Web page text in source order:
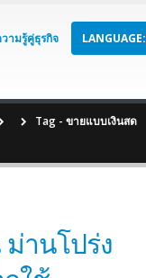
ามรู้คู่ธุรกิจ LANGUAGE:
Tag - ขายแบบเงินสด
านโปร่ง